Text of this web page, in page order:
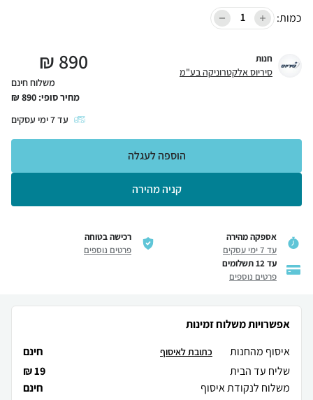
כמות:
חנות
סיריוס אלקטרוניקה בע"מ 890
₪
משלוח חינם
מחיר סופי: 890
₪
עד7ימי עסקים
קניה מהירה
הוספה לעגלה
אספקה מהירה
עד 7 ימי עסקים
רכישה בטוחה
פרטים נוספים
עד 12 תשלומים
פרטים נוספים
אפשרויות משלוח זמינות
איסוף מהחנות
חינם כתובת לאיסוף
שליח עד הבית
19 ₪
משלוח לנקודת איסוף
חינם